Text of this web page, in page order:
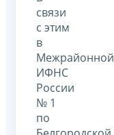
связи
с этим
в
Межрайонной
ИФНС
России
№ 1
по